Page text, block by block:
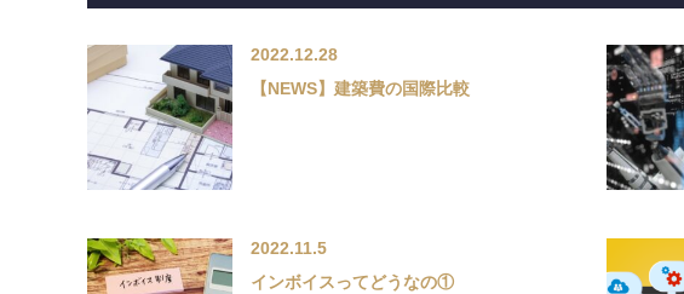
2022.12.28
【NEWS】建築費の国際比較
2022.11.5
インボイスってどうなの①